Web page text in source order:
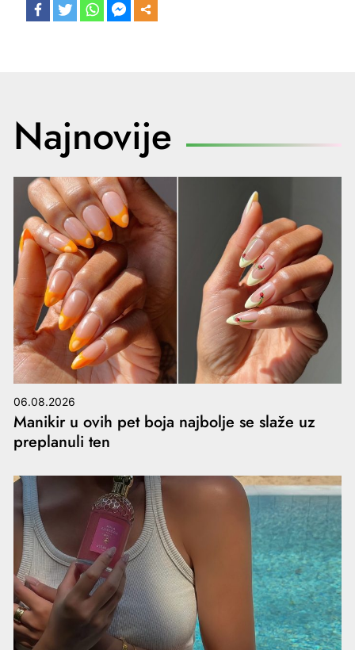
Najnovije
06.08.2026
Manikir u ovih pet boja najbolje se slaže uz
preplanuli ten